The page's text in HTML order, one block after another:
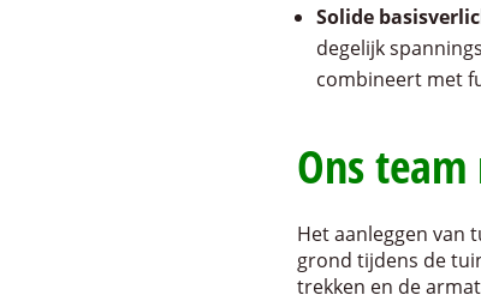
Solide
degelijk
combineert met
Ons
Het aanleggen van
grond tijdens de
trekken en de